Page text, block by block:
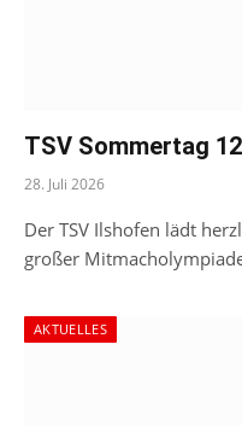
TSV Sommertag
28. Juli 2026
Der TSV Ilshofen lädt
großer
AKTUELLES